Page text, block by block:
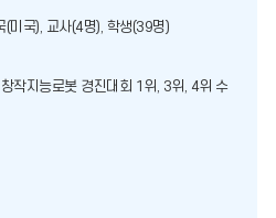
미국), 교사(4명), 학생(39명)
작지능로봇 경진대회 1위, 3위, 4위 수